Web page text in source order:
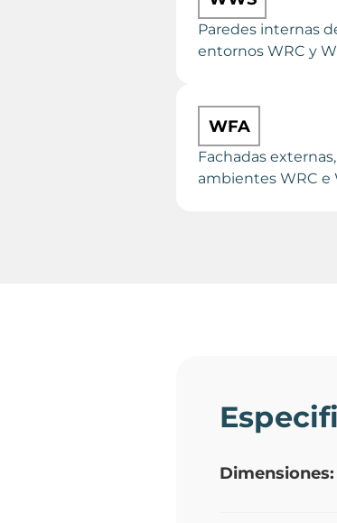
Paredes internas
entornos WRC y
WFA
Fachadas
ambientes WRC e
Dimensiones: